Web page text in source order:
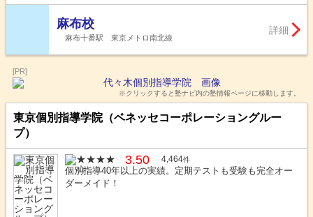
麻布校
麻布十番駅 東京メトロ南北線
詳細
[PR]
※クリックすると塾ナビ内の塾情報ページに移動します。
東京個別指導学院（ベネッセコーポレーショングルー
プ）
3.50 4,464件
個別指導40年以上の実績。定期テストも受験も完全オー
ダーメイド！